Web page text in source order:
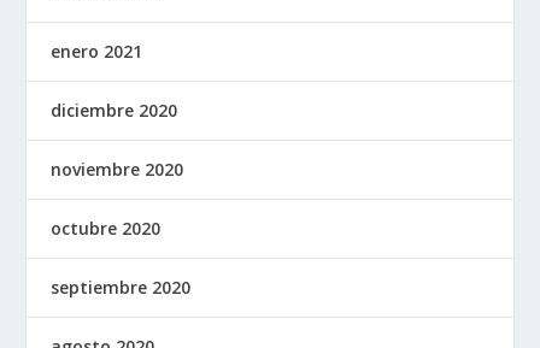
enero 2021
diciembre 2020
noviembre 2020
octubre 2020
septiembre 2020